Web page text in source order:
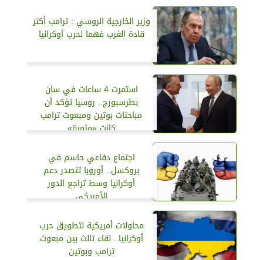
وزير الخارجية الروسي : ترامب أكثر
قادة الغرب فهما لحرب أوكرانيا
استمرت 4 ساعات في سان
بطرسبورج.. روسيا تؤكد أن
مباحثات بوتين ومبعوث ترامب
كانت «مثمرة»
اجتماع دفاعي حاسم في
بروكسل.. أوروبا تتصدر دعم
أوكرانيا وسط تراجع الدور
الأمريكي
محاولات أمريكية لتطويق حرب
أوكرانيا.. لقاء ثالث بين مبعوث
ترامب وبوتين